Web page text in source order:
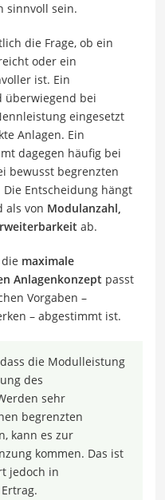
sinnvoll sein.
die Frage, ob ein
oder ein
ist. Ein
überwiegend bei
eingesetzt
Anlagen. Ein
dagegen häufig bei
bewusst begrenzten
Entscheidung hängt
als von Modulanzahl,
ab.
maximale
Anlagenkonzept passt
Vorgaben –
– abgestimmt ist.
die Modulleistung
des
sehr
begrenzten
kann es zur
kommen. Das ist
jedoch in